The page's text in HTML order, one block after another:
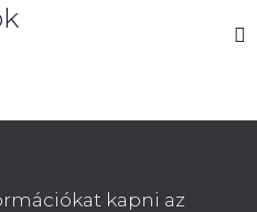
kapni az